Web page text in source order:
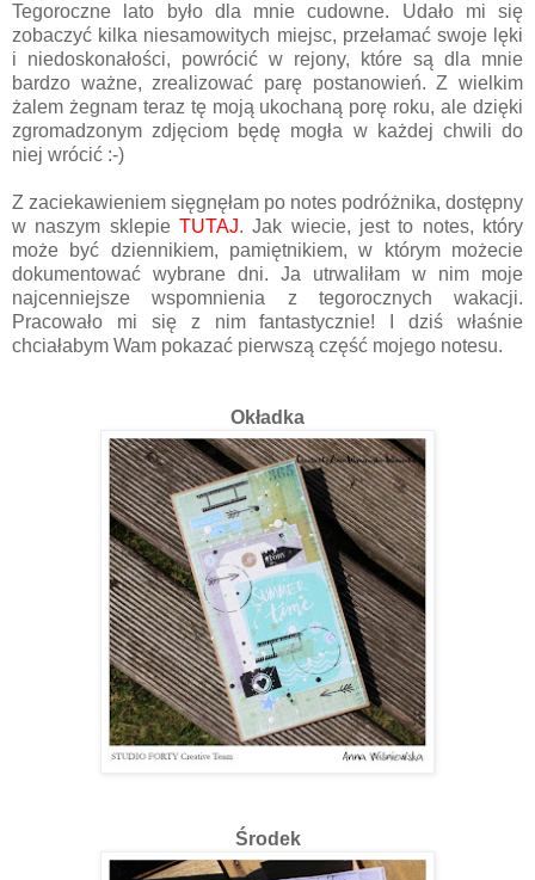
Tegoroczne lato było dla mnie cudowne. Udało mi się
zobaczyć kilka niesamowitych miejsc, przełamać swoje lęki
i niedoskonałości, powrócić w rejony, które są dla mnie
bardzo ważne, zrealizować parę postanowień. Z wielkim
żalem żegnam teraz tę moją ukochaną porę roku, ale dzięki
zgromadzonym zdjęciom będę mogła w każdej chwili do
niej wrócić :-)
Z zaciekawieniem sięgnęłam po notes podróżnika, dostępny
w naszym sklepie TUTAJ. Jak wiecie, jest to notes, który
może być dziennikiem, pamiętnikiem, w którym możecie
dokumentować wybrane dni. Ja utrwaliłam w nim moje
najcenniejsze wspomnienia z tegorocznych wakacji.
Pracowało mi się z nim fantastycznie! I dziś właśnie
chciałabym Wam pokazać pierwszą część mojego notesu.
Okładka
Środek